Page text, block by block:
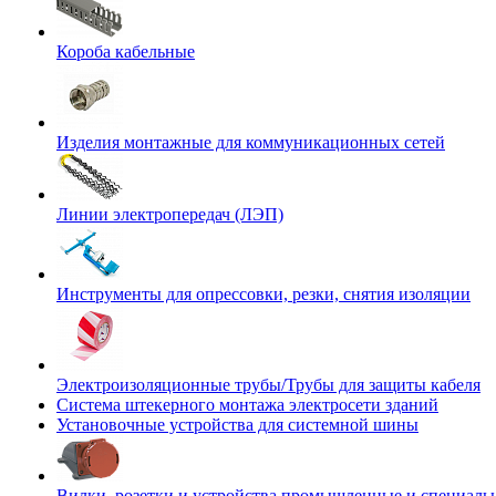
Короба кабельные
Изделия монтажные для коммуникационных сетей
Линии электропередач (ЛЭП)
Инструменты для опрессовки, резки, снятия изоляции
Электроизоляционные трубы/Трубы для защиты кабеля
Система штекерного монтажа электросети зданий
Установочные устройства для системной шины